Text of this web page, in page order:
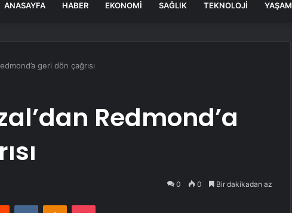
ANASAYFA HABER EKONOMI SAĞLIK TEKNOLOJI YAŞAM
geri dön çağrısı
Redmond’a
0 0 Bir dakikadan az
Reddit VKontakteOdnoklassniki
Pocket